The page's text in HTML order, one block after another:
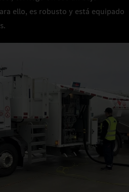
ello, es robusto y está equipado